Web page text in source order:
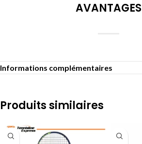
AVANTAGES
Informations complémentaires
Produits similaires